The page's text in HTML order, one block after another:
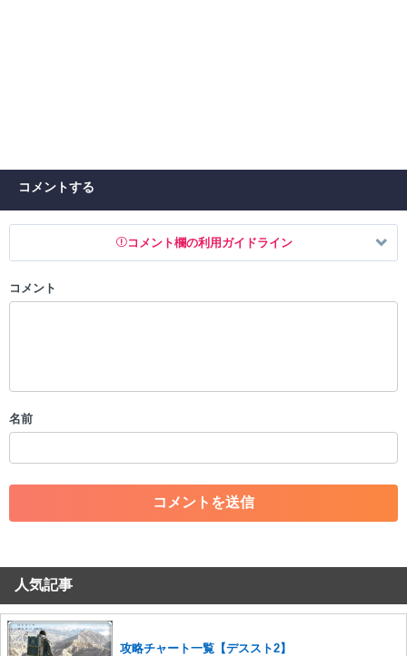
コメントする
コメント欄の利用ガイドライン
以下の書き込みを禁止とし、場合によってはコメント削除や書き込み制
・一度削除された投稿を再び投稿すること
・アカウントの売買など金銭が絡む内容の投稿
・各ゲームのネタバレを含む内容の投稿
・その他、管理者が不適切と判断した投稿
コメントの削除を申請する
せていただきます。ご了承ください。
※一度削除したコメントは復元ができませんのでご注意くだ
さい。
コメント
名前
人気記事
攻略チャート一覧【デススト2】